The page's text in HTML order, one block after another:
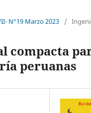
N°19 Marzo 2023 /
compacta
peruanas